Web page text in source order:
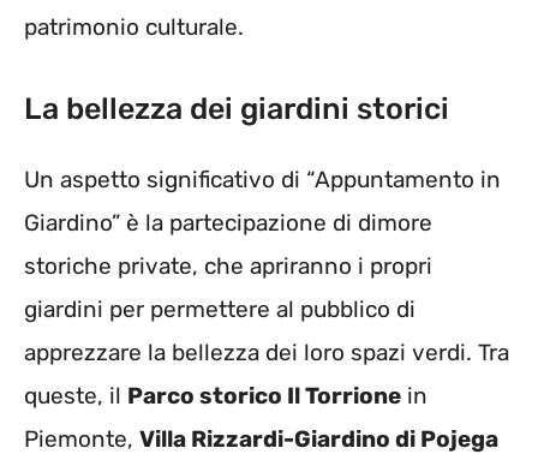
patrimonio culturale.
La bellezza dei giardini storici
Un aspetto significativo di “Appuntamento in
Giardino” è la partecipazione di dimore
storiche private, che apriranno i propri
giardini per permettere al pubblico di
apprezzare la bellezza dei loro spazi verdi. Tra
queste, il Parco storico Il Torrione in
Piemonte, Villa Rizzardi-Giardino di Pojega